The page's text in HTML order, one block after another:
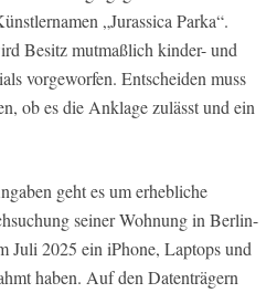
„Jurassica Parka“.
Besitz mutmaßlich kinder- und
vorgeworfen. Entscheiden muss
ob es die Anklage zulässt und ein
geht es um erhebliche
seiner Wohnung in Berlin-
Juli 2025 ein iPhone, Laptops und
haben. Auf den Datenträgern